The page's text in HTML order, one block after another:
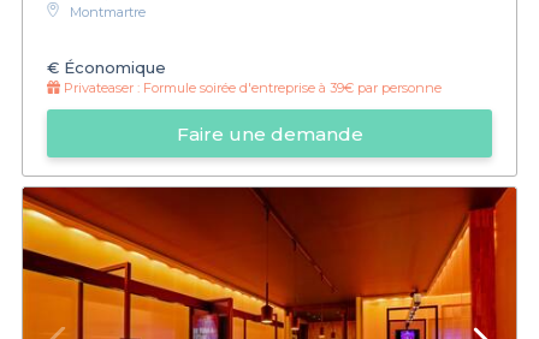
Montmartre
€ Économique
Privateaser : Formule soirée d'entreprise à 39€ par personne
Faire une demande